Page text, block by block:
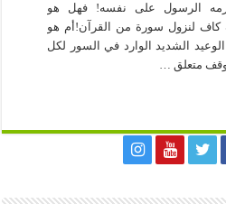
الرسول على نفسه! فهل هو
كاف لنزول سورة من القرآن!أم هو
الشديد الوارد في السور لكل
متعلق …